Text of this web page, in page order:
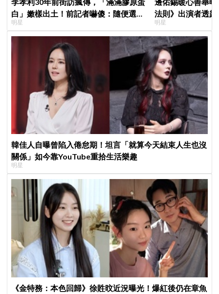
白」嫩樣出土！前記者嚇傻：隨便選到
傳奇
明星
法則》出演者透
患者順利完成治療
明星
韓佳人自曝曾陷入倦怠期！坦言「就算今天結束人生也沒
關係」如今靠YouTube重拾生活樂趣
明星
《金特務：本色回歸》徐貹旼近況曝光！爆紅後仍在章魚